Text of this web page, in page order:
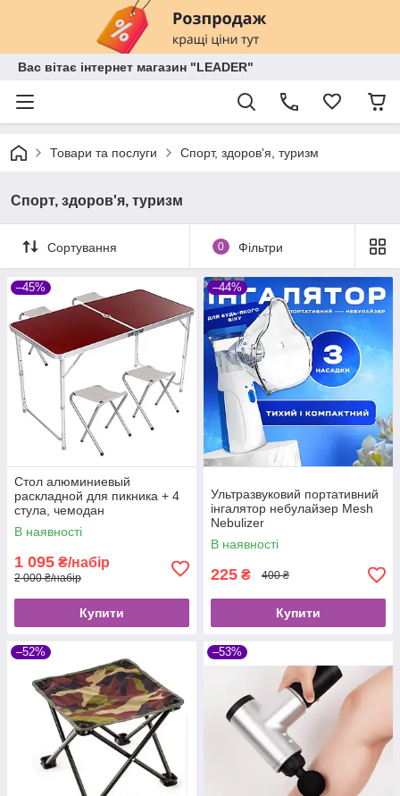
Вас вітає інтернет магазин "LEADER"
Товари та послуги Спорт, здоров'я, туризм
Спорт, здоров'я, туризм
Сортування 0 Фільтри
–45%
Стол алюминиевый
раскладной для пикника + 4
стула, чемодан
В наявності
1 095 ₴/набір
2 000 ₴/набір
Купити
–44%
Ультразвуковий портативний
інгалятор небулайзер Mesh
Nebulizer
В наявності
225 ₴ 400 ₴
Купити
–52% –53%